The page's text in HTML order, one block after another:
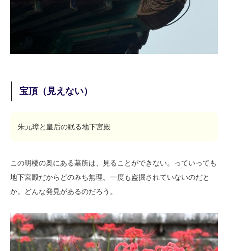
宝頂（見えない）
朱元璋と皇后の眠る地下宮殿
この明楼の奥にある墓所は、見ることができない。っていっても
地下宮殿だからどのみち無理。一度も盗掘されていないのだと
か。どんな発見があるのだろう。